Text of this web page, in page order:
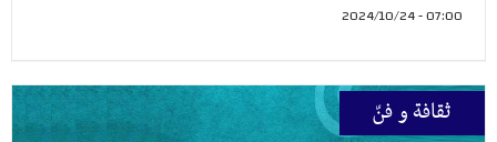
07:00 - 2024/10/24
ثقافة و فنّ